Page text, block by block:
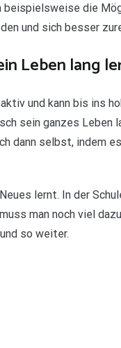
beispielsweise die
und sich besser
Leben lang
und kann bis ins
sein ganzes
dann selbst, indem
lernt. In der
man noch viel
so weiter.